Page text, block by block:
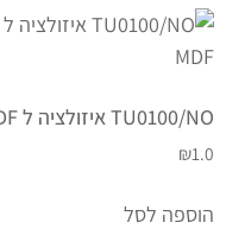
TU0100/NO איזולציה ל MDF
₪1.0
הוספה לסל